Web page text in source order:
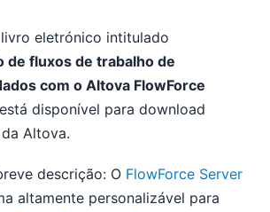
eletrónico intitulado
de fluxos de trabalho de
com o Altova FlowForce
disponível para download
Altova.
descrição: O FlowForce Server
altamente personalizável para